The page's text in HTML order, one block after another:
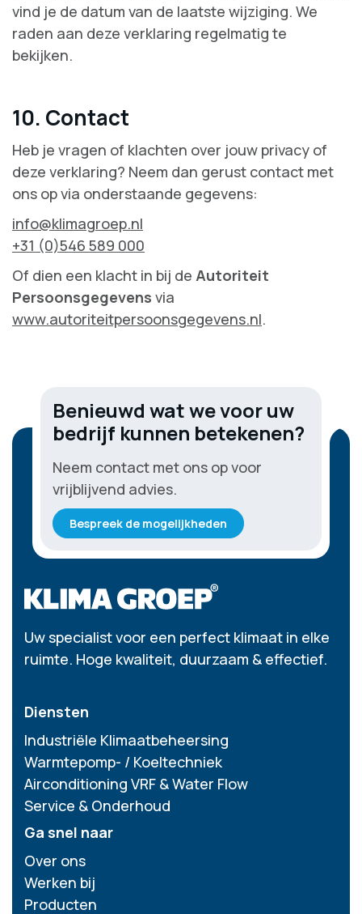
vind je de datum van de laatste wijziging. We
raden aan deze verklaring regelmatig te
bekijken.
10. Contact
Heb je vragen of klachten over jouw privacy of
deze verklaring? Neem dan gerust contact met
ons op via onderstaande gegevens:
info@klimagroep.nl
+31 (0)546 589 000
Of dien een klacht in bij de Autoriteit
Persoonsgegevens via
www.autoriteitpersoonsgegevens.nl.
Benieuwd wat we voor uw
bedrijf kunnen betekenen?
Neem contact met ons op voor
vrijblijvend advies.
Bespreek de mogelijkheden
Uw specialist voor een perfect klimaat in elke
ruimte. Hoge kwaliteit, duurzaam & effectief.
Diensten
Industriële Klimaatbeheersing
Warmtepomp- / Koeltechniek
Airconditioning VRF & Water Flow
Service & Onderhoud
Ga snel naar
Over ons
Werken bij
Producten